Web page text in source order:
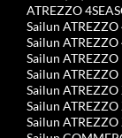
ATREZZO
Sailun ATREZZO
Sailun ATREZZO
Sailun ATREZZO
Sailun ATREZZO
Sailun ATREZZO
Sailun ATREZZO
Sailun ATREZZO